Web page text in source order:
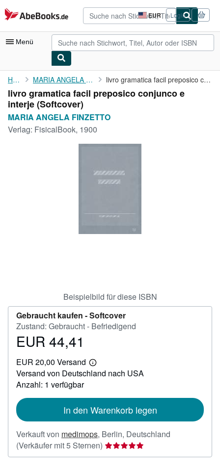
Zum Hauptinhalt
AbeBooks.de EUR
Seite
der
Einkaufseinstellungen.
Login
Menü
Nutzerkonto
Meine Bestellungen
Detailsuche
Sammlungen
SCHLIESSEN
Home MARIA ANGELA FINZETTO livro gramatica facil preposico conjunco e interje
livro gramatica facil preposico conjunco e
interje (Softcover)
MARIA ANGELA FINZETTO
Verlag: FisicalBook, 1900
Beispielbild für diese ISBN
Gebraucht kaufen -Softcover
Zustand: Gebraucht - Befriedigend
Preis
44,41
EUR 44,41
EUR 20,00 Versand
Weitere
Informationen
Versand von Deutschland nach USA
Anzahl: 1 verfügbar
In den Warenkorb legen
Verkauft von medimops, Berlin, Deutschland
(Verkäufer mit 5 Sternen) Verkäuferbewertung
5